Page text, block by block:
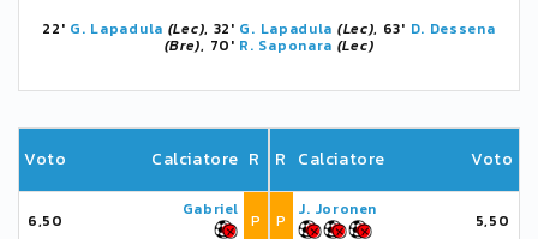
22' G. Lapadula (Lec), 32' G. Lapadula (Lec), 63' D. Dessena
(Bre), 70' R. Saponara (Lec)
Voto Calciatore R
6,50
Gabriel
P
R Calciatore Voto
P
J. Joronen
5,50